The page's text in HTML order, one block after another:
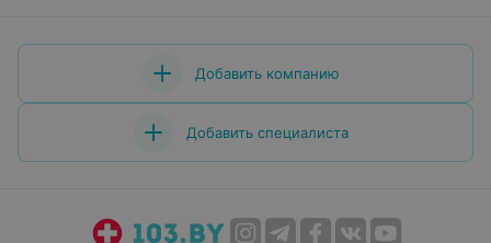
Добавить компанию
Добавить специалиста